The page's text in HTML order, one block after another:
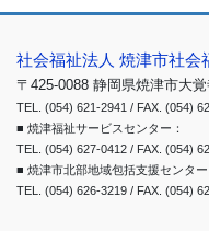
社会福祉法人 焼津市社
〒425-0088 静岡県焼津市大
TEL. (054) 621-2941 / FAX. (054)
■ 焼津福祉サービスセンター：
TEL. (054) 627-0412 / FAX. (054)
■ 焼津市北部地域包括支援センター
TEL. (054) 626-3219 / FAX. (054)